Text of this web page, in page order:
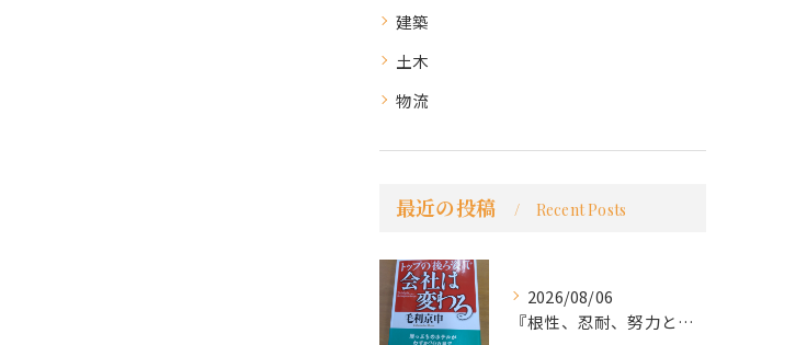
建築
土木
物流
最近の投稿 Recent Posts
2026/08/06
『根性、忍耐、努力という言葉は死語なのか』